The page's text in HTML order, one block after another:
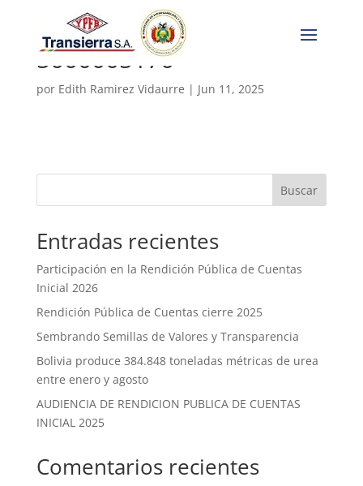
5000005170
por Edith Ramirez Vidaurre | Jun 11, 2025
Buscar
Entradas recientes
Participación en la Rendición Pública de Cuentas
Inicial 2026
Rendición Pública de Cuentas cierre 2025
Sembrando Semillas de Valores y Transparencia
Bolivia produce 384.848 toneladas métricas de urea
entre enero y agosto
AUDIENCIA DE RENDICION PUBLICA DE CUENTAS
INICIAL 2025
Comentarios recientes